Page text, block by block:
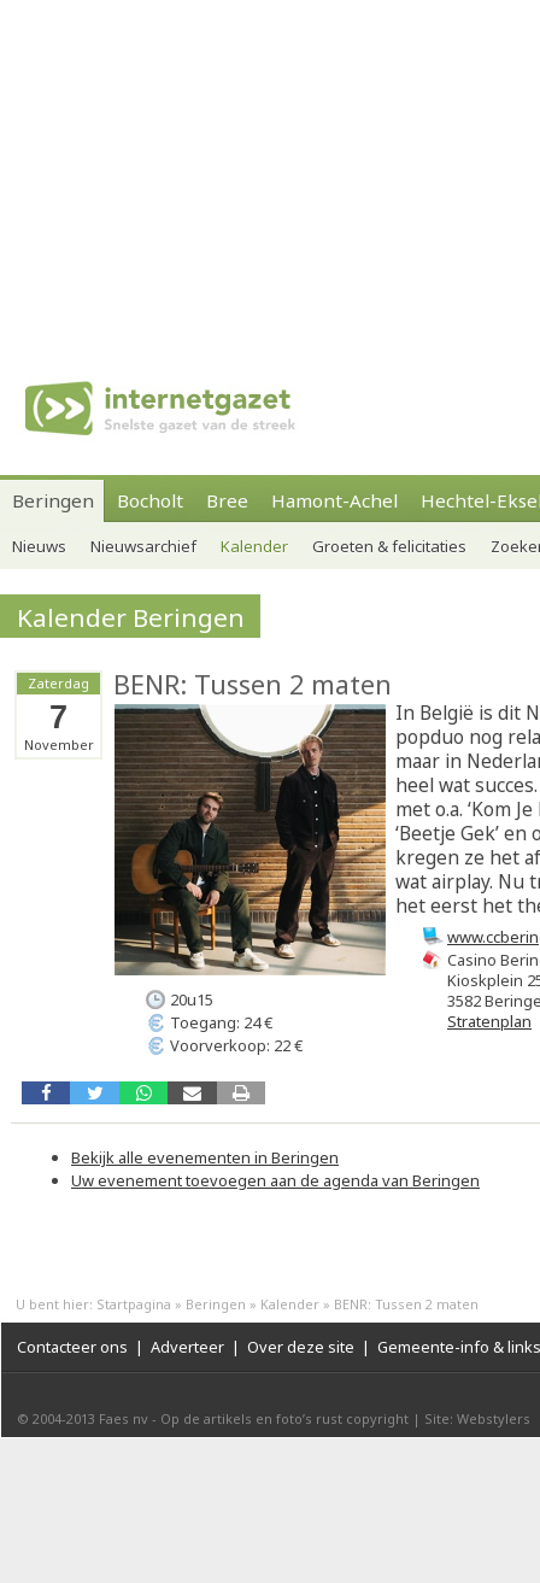
Beringen Bocholt Bree Hamont-Achel Hechtel-
Nieuws Nieuwsarchief Kalender Groeten & felicitaties
Kalender Beringen
Zaterdag
7
November
BENR: Tussen 2 maten
In België is dit
popduo nog
maar in
heel wat
met o.a. ‘Kom
‘Beetje Gek’ en
kregen ze het
wat airplay. Nu
het eerst het
Casino
Kioskplein
3582
Stratenplan
20u15
Toegang: 24 €
Voorverkoop: 22 €
Bekijk alle evenementen in Beringen
Uw evenement toevoegen aan de agenda van Beringen
U bent hier: Startpagina » Beringen » Kalender » BENR: Tussen 2 maten
Contacteer ons | Adverteer | Over deze site | Gemeente-info & links
© 2004-2013 Faes nv - Op de artikels en foto’s rust copyright | Site: Webstylers